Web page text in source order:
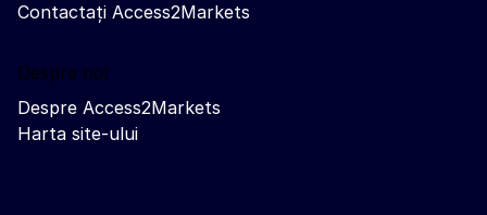
Contactați Access2Markets
Despre noi
Despre Access2Markets
Harta site-ului